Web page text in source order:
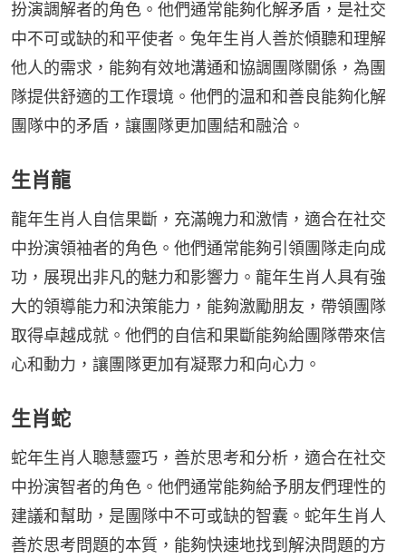
扮演調解者的角色。他們通常能夠化解矛盾，是社交
中不可或缺的和平使者。兔年生肖人善於傾聽和理解
他人的需求，能夠有效地溝通和協調團隊關係，為團
隊提供舒適的工作環境。他們的温和和善良能夠化解
團隊中的矛盾，讓團隊更加團結和融洽。
生肖龍
龍年生肖人自信果斷，充滿魄力和激情，適合在社交
中扮演領袖者的角色。他們通常能夠引領團隊走向成
功，展現出非凡的魅力和影響力。龍年生肖人具有強
大的領導能力和決策能力，能夠激勵朋友，帶領團隊
取得卓越成就。他們的自信和果斷能夠給團隊帶來信
心和動力，讓團隊更加有凝聚力和向心力。
生肖蛇
蛇年生肖人聰慧靈巧，善於思考和分析，適合在社交
中扮演智者的角色。他們通常能夠給予朋友們理性的
建議和幫助，是團隊中不可或缺的智囊。蛇年生肖人
善於思考問題的本質，能夠快速地找到解決問題的方